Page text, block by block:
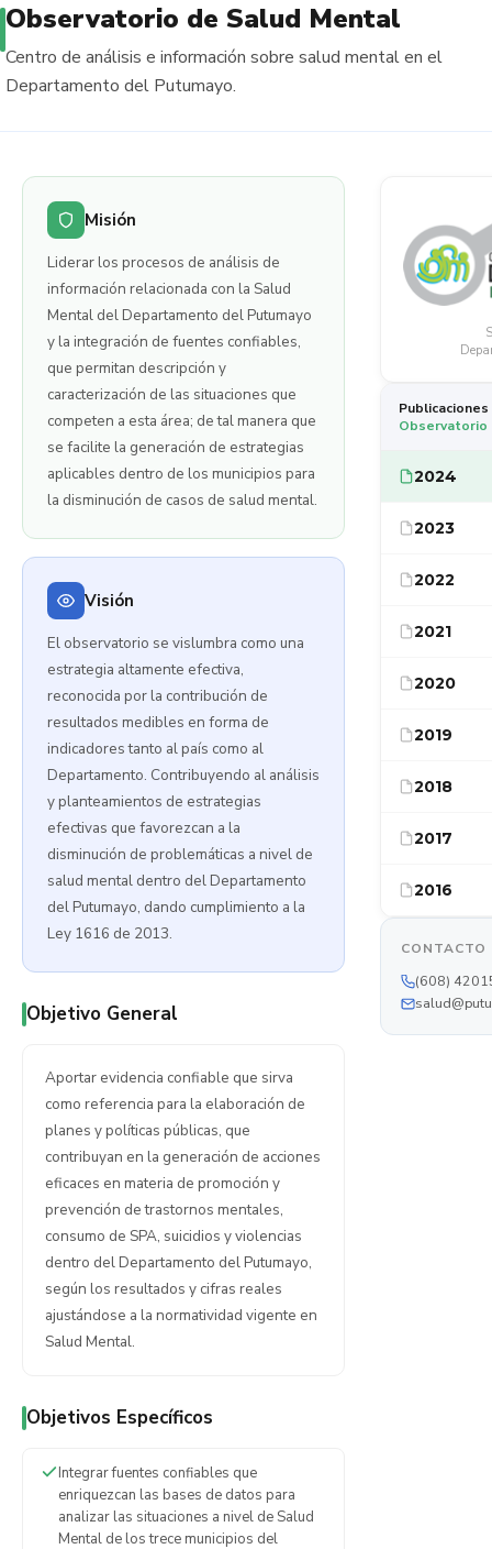
Observatorio de Salud Mental
Centro de análisis e información sobre salud mental en el
Departamento del Putumayo.
Misión
Liderar los procesos de análisis de
información relacionada con la Salud
Mental del Departamento del Putumayo
y la integración de fuentes confiables,
que permitan descripción y
caracterización de las situaciones que
competen a esta área; de tal manera que
se facilite la generación de estrategias
aplicables dentro de los municipios para
la disminución de casos de salud mental.
Visión
El observatorio se vislumbra como una
estrategia altamente efectiva,
reconocida por la contribución de
resultados medibles en forma de
indicadores tanto al país como al
Departamento. Contribuyendo al análisis
y planteamientos de estrategias
efectivas que favorezcan a la
disminución de problemáticas a nivel de
salud mental dentro del Departamento
del Putumayo, dando cumplimiento a la
Ley 1616 de 2013.
Objetivo General
Aportar evidencia confiable que sirva
como referencia para la elaboración de
planes y políticas públicas, que
contribuyan en la generación de acciones
eficaces en materia de promoción y
prevención de trastornos mentales,
consumo de SPA, suicidios y violencias
dentro del Departamento del Putumayo,
según los resultados y cifras reales
ajustándose a la normatividad vigente en
Salud Mental.
Objetivos Específicos
Integrar fuentes confiables que
enriquezcan las bases de datos para
analizar las situaciones a nivel de Salud
Mental de los trece municipios del
Publicaciones
Observatorio
2024
2023
2022
2021
2020
2019
2018
2017
2016
CONTACTO
(608)